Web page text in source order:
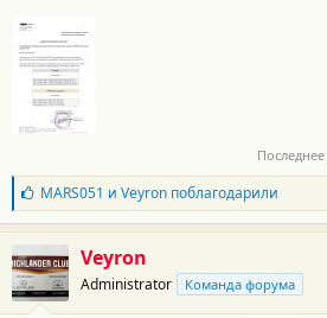
Б
л
а
о
д
а
MARS051 и Veyronпоблагодарили
Veyron
Administrator Команда форума